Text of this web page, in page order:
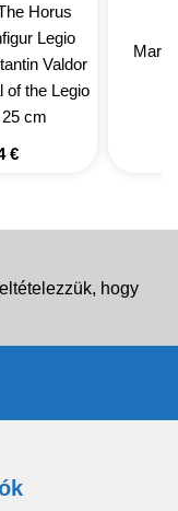
Horus
Legio
Valdor
of the Legio
cm
€
hogy